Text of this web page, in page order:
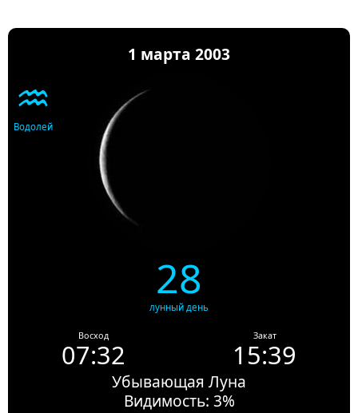
1 марта 2003
♒
Водолей
28
лунный день
Восход
07:32
Закат
15:39
Убывающая Луна
Видимость: 3%